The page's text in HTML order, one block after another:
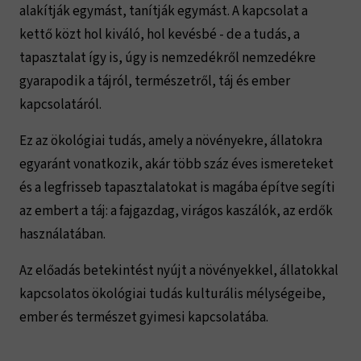
alakítják egymást, tanítják egymást. A kapcsolat a
kettő közt hol kiváló, hol kevésbé - de a tudás, a
tapasztalat így is, úgy is nemzedékről nemzedékre
gyarapodik a tájról, természetről, táj és ember
kapcsolatáról.
Ez az ökológiai tudás, amely a növényekre, állatokra
egyaránt vonatkozik, akár több száz éves ismereteket
és a legfrisseb tapasztalatokat is magába építve segíti
az embert a táj: a fajgazdag, virágos kaszálók, az erdők
használatában.
Az előadás betekintést nyújt a növényekkel, állatokkal
kapcsolatos ökológiai tudás kulturális mélységeibe,
ember és természet gyimesi kapcsolatába.